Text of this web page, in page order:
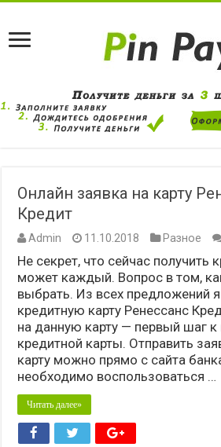
Онлайн заявка на карту
Кредит
Admin 11.10.2018 Разное
Не секрет, что сейчас получить
может каждый. Вопрос в том,
выбрать. Из всех предложений
кредитную карту Ренессанс
на данную карту — первый шаг
кредитной карты. Отправить
карту можно прямо с сайта
необходимо воспользоваться …
Читать далее»